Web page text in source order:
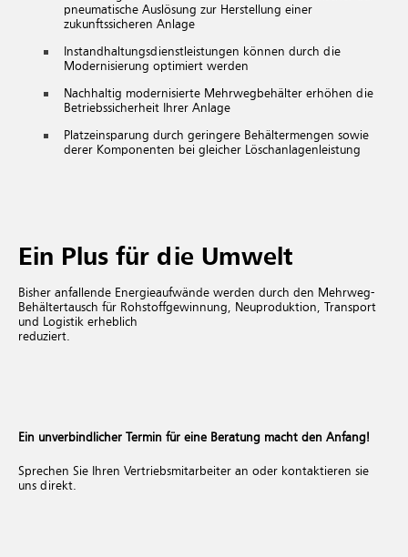
pneumatische Auslösung zur Herstellung einer
zukunftssicheren Anlage
Instandhaltungsdienstleistungen können durch die
Modernisierung optimiert werden
Nachhaltig modernisierte Mehrwegbehälter erhöhen die
Betriebssicherheit Ihrer Anlage
Platzeinsparung durch geringere Behältermengen sowie
derer Komponenten bei gleicher Löschanlagenleistung
Ein Plus für die Umwelt
Bisher anfallende Energieaufwände werden durch den Mehrweg-
Behältertausch für Rohstoffgewinnung, Neuproduktion, Transport
und Logistik erheblich
reduziert.
Ein unverbindlicher Termin für eine Beratung macht den Anfang!
Sprechen Sie Ihren Vertriebsmitarbeiter an oder kontaktieren sie
uns direkt.